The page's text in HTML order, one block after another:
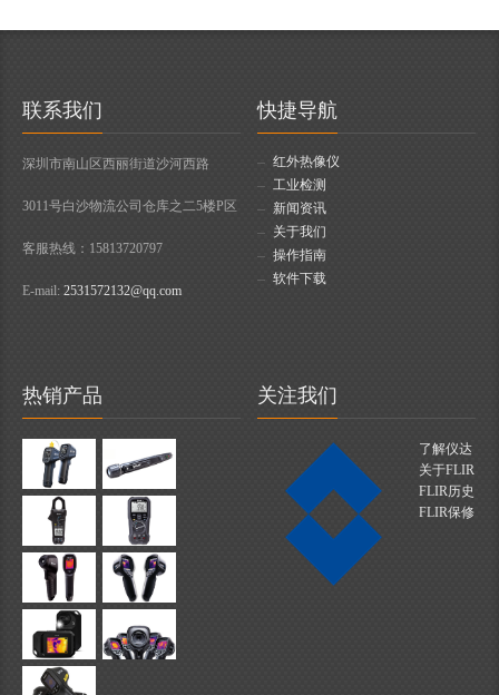
联系我们
深圳市南山区西丽街道沙河西路
3011号白沙物流公司仓库之二5楼P区
客服热线：15813720797
E-mail: 2531572132@qq.com
快捷导航
红外热像仪
工业检测
新闻资讯
关于我们
操作指南
软件下载
热销产品 关注我们
了解仪达
关于FLIR
FLIR历史
FLIR保修